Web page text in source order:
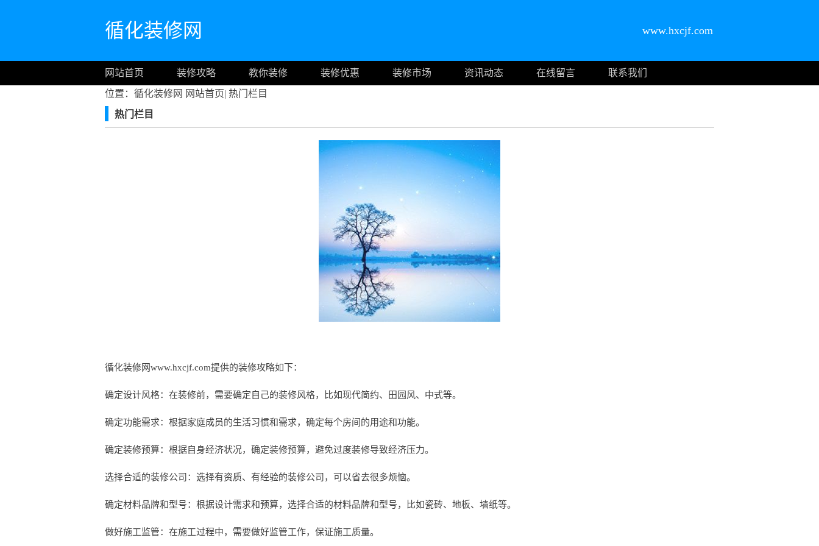
循化装修网 www.hxcjf.com
网站首页 装修攻略 教你装修 装修优惠 装修市场 资讯动态 在线留言
联系我们
位置：循化装修网 网站首页| 热门栏目
热门栏目
循化装修网www.hxcjf.com提供的装修攻略如下：
确定设计风格：在装修前，需要确定自己的装修风格，比如现代简约、田园风、中式等。
确定功能需求：根据家庭成员的生活习惯和需求，确定每个房间的用途和功能。
确定装修预算：根据自身经济状况，确定装修预算，避免过度装修导致经济压力。
选择合适的装修公司：选择有资质、有经验的装修公司，可以省去很多烦恼。
确定材料品牌和型号：根据设计需求和预算，选择合适的材料品牌和型号，比如瓷砖、地板、墙纸等。
做好施工监管：在施工过程中，需要做好监管工作，保证施工质量。